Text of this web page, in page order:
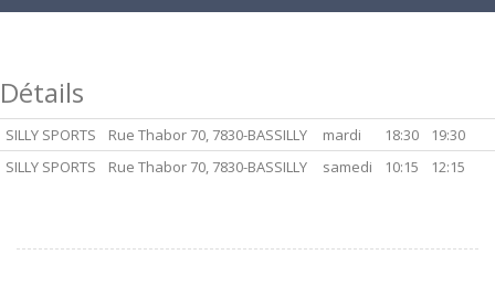
Détails
SILLY SPORTS Rue Thabor 70, 7830-BASSILLY mardi 18:30
19:30
SILLY SPORTS
Rue Thabor 70, 7830-BASSILLY samedi 10:15 12:15